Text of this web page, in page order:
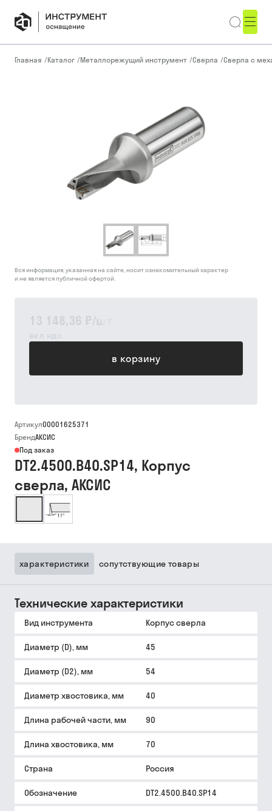
Главная /Каталог /Металлорежущий инструмент /Сверла /Сверла с
13 148,36 ₽/шт
вкл ндс
в корзину
Вся информация, указанная на сайте, носит ознакомительный характер
и не является публичной офертой.
Артикул00001625371
БрендАКСИС
Под заказ
DT2.4500.B40.SP14, Корпус
сверла, АКСИС
характеристики сопутствующие товары
Технические характеристики
Вид инструмента Корпус сверла
Диаметр (D), мм 45
Диаметр (D2), мм 54
Диаметр хвостовика, мм 40
Длина рабочей части, мм 90
Длина хвостовика, мм 70
Страна Россия
Обозначение DT2.4500.B40.SP14